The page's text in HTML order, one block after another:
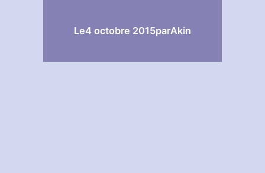
Le4 octobre 2015parAkin